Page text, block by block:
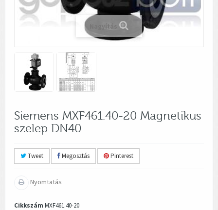
Nagyítás
Siemens MXF461.40-20 Magnetikus
szelep DN40
Tweet Megosztás Pinterest
Nyomtatás
Cikkszám MXF461.40-20